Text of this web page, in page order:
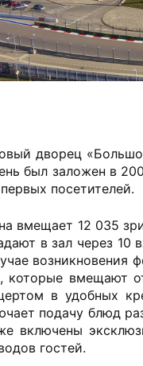
дворец
был заложен в
посетителей.
вмещает 12 035
в зал через 10
возникновения
которые вмещают
в удобных
подачу блюд
включены
гостей.